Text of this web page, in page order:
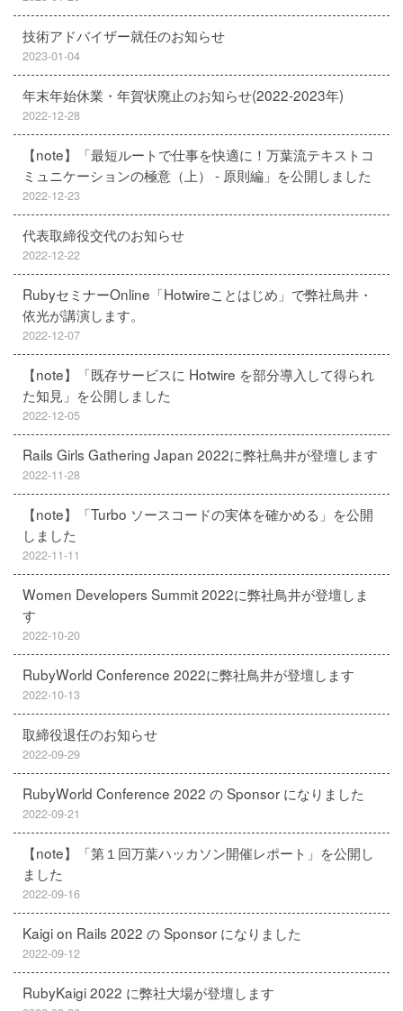
技術アドバイザー就任のお知らせ
2023-01-04
年末年始休業・年賀状廃止のお知らせ(2022-2023年)
2022-12-28
【note】「最短ルートで仕事を快適に！万葉流テキストコ
ミュニケーションの極意（上） - 原則編」を公開しました
2022-12-23
代表取締役交代のお知らせ
2022-12-22
RubyセミナーOnline「Hotwireことはじめ」で弊社鳥井・
依光が講演します。
2022-12-07
【note】「既存サービスに Hotwire を部分導入して得られ
た知見」を公開しました
2022-12-05
Rails Girls Gathering Japan 2022に弊社鳥井が登壇します
2022-11-28
【note】「Turbo ソースコードの実体を確かめる」を公開
しました
2022-11-11
Women Developers Summit 2022に弊社鳥井が登壇しま
す
2022-10-20
RubyWorld Conference 2022に弊社鳥井が登壇します
2022-10-13
取締役退任のお知らせ
2022-09-29
RubyWorld Conference 2022 の Sponsor になりました
2022-09-21
【note】「第１回万葉ハッカソン開催レポート」を公開し
ました
2022-09-16
Kaigi on Rails 2022 の Sponsor になりました
2022-09-12
RubyKaigi 2022 に弊社大場が登壇します